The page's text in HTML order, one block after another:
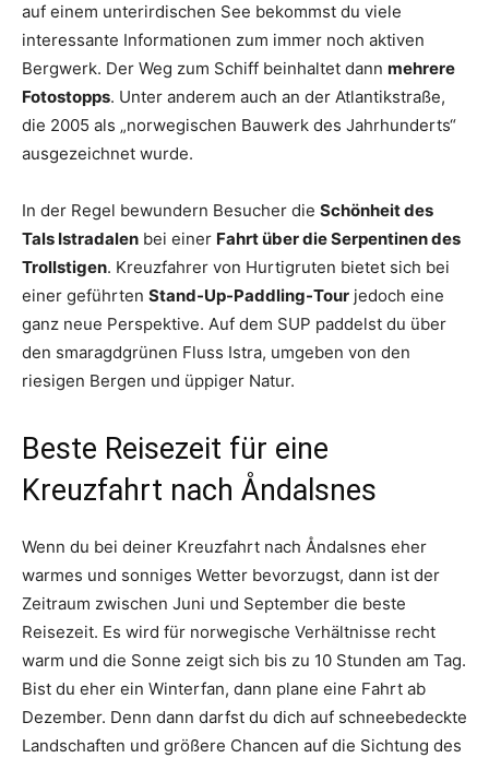
auf einem unterirdischen See bekommst du viele
interessante Informationen zum immer noch aktiven
Bergwerk. Der Weg zum Schiff beinhaltet dann mehrere
Fotostopps. Unter anderem auch an der Atlantikstraße,
die 2005 als „norwegischen Bauwerk des Jahrhunderts“
ausgezeichnet wurde.
In der Regel bewundern Besucher die Schönheit des
Tals Istradalen bei einer Fahrt über die Serpentinen des
Trollstigen. Kreuzfahrer von Hurtigruten bietet sich bei
einer geführten Stand-Up-Paddling-Tour jedoch eine
ganz neue Perspektive. Auf dem SUP paddelst du über
den smaragdgrünen Fluss Istra, umgeben von den
riesigen Bergen und üppiger Natur.
Beste Reisezeit für eine
Kreuzfahrt nach Åndalsnes
Wenn du bei deiner Kreuzfahrt nach Åndalsnes eher
warmes und sonniges Wetter bevorzugst, dann ist der
Zeitraum zwischen Juni und September die beste
Reisezeit. Es wird für norwegische Verhältnisse recht
warm und die Sonne zeigt sich bis zu 10 Stunden am Tag.
Bist du eher ein Winterfan, dann plane eine Fahrt ab
Dezember. Denn dann darfst du dich auf schneebedeckte
Landschaften und größere Chancen auf die Sichtung des